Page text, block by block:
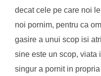
decat cele pe care noi
noi pornim, pentru ca
gasire a unui scop isi
sine este un scop, viata
singur a pornit in